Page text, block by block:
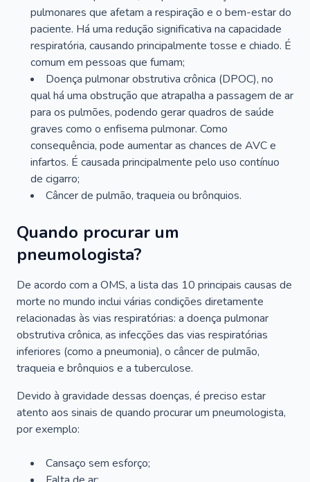
pulmonares que afetam a respiração e o bem-estar do
paciente. Há uma redução significativa na capacidade
respiratória, causando principalmente tosse e chiado. É
comum em pessoas que fumam;
Doença pulmonar obstrutiva crônica (DPOC), no
qual há uma obstrução que atrapalha a passagem de ar
para os pulmões, podendo gerar quadros de saúde
graves como o enfisema pulmonar. Como
consequência, pode aumentar as chances de AVC e
infartos. É causada principalmente pelo uso contínuo
de cigarro;
Câncer de pulmão, traqueia ou brônquios.
Quando procurar um
pneumologista?
De acordo com a OMS, a lista das 10 principais causas de
morte no mundo inclui várias condições diretamente
relacionadas às vias respiratórias: a doença pulmonar
obstrutiva crônica, as infecções das vias respiratórias
inferiores (como a pneumonia), o câncer de pulmão,
traqueia e brônquios e a tuberculose.
Devido à gravidade dessas doenças, é preciso estar
atento aos sinais de quando procurar um pneumologista,
por exemplo:
Cansaço sem esforço;